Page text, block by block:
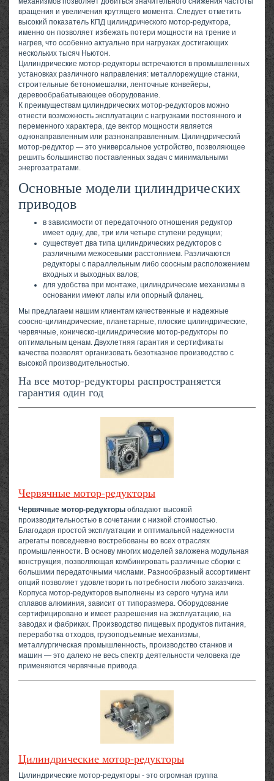
вращения и увеличения крутящего момента. Следует отметить
высокий показатель КПД цилиндрического мотор-редуктора,
именно он позволяет избежать потери мощности на трение и
нагрев, что особенно актуально при нагрузках достигающих
нескольких тысяч Ньютон.
Цилиндрические мотор-редукторы встречаются в промышленных
установках различного направления: металлорежущие станки,
строительные бетономешалки, ленточные конвейеры,
деревообрабатывающее оборудование.
К преимуществам цилиндрических мотор-редукторов можно
отнести возможность эксплуатации с нагрузками постоянного и
переменного характера, где вектор мощности является
однонаправленным или разнонаправленным. Цилиндрический
мотор-редуктор — это универсальное устройство, позволяющее
решить большинство поставленных задач с минимальными
энергозатратами.
Основные модели цилиндрических
приводов
в зависимости от передаточного отношения редуктор
имеет одну, две, три или четыре ступени редукции;
существует два типа цилиндрических редукторов с
различными межосевыми расстоянием. Различаются
редукторы с параллельным либо соосным расположением
входных и выходных валов;
для удобства при монтаже, цилиндрические механизмы в
основании имеют лапы или опорный фланец.
Мы предлагаем нашим клиентам качественные и надежные
соосно-цилиндрические, планетарные, плоские цилиндрические,
червячные, коническо-цилиндрические мотор-редукторы по
оптимальным ценам. Двухлетняя гарантия и сертификаты
качества позволят организовать безотказное производство с
высокой производительностью.
На все мотор-редукторы распространяется
гарантия один год
Червячные мотор-редукторы
Червячные мотор-редукторы обладают высокой
производительностью в сочетании с низкой стоимостью.
Благодаря простой эксплуатации и оптимальной надежности
агрегаты повседневно востребованы во всех отраслях
промышленности. В основу многих моделей заложена модульная
конструкция, позволяющая комбинировать различные сборки с
большими передаточными числами. Разнообразный ассортимент
опций позволяет удовлетворить потребности любого заказчика.
Корпуса мотор-редукторов выполнены из серого чугуна или
сплавов алюминия, зависит от типоразмера. Оборудование
сертифицировано и имеет разрешения на эксплуатацию, на
заводах и фабриках. Производство пищевых продуктов питания,
переработка отходов, грузоподъемные механизмы,
металлургическая промышленность, производство станков и
машин — это далеко не весь спектр деятельности человека где
применяются червячные привода.
Цилиндрические мотор-редукторы
Цилиндрические мотор-редукторы - это огромная группа